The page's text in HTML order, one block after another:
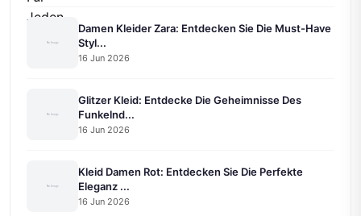
Damen Kleider Zara: Entdecken Sie Die Must-Have
Styl...
16 Jun 2026
Glitzer Kleid: Entdecke Die Geheimnisse Des
Funkelnd...
16 Jun 2026
Kleid Damen Rot: Entdecken Sie Die Perfekte
Eleganz ...
16 Jun 2026